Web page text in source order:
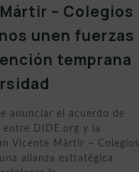
– Colegios
unen fuerzas
temprana
anunciar el acuerdo de
entre DIDE.org y la
Vicente Mártir – Colegios
alianza estratégica